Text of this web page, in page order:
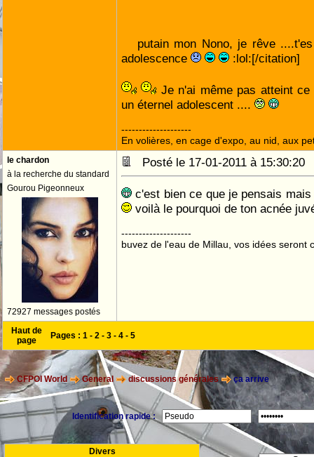
putain mon Nono, je rêve
adolescence
:lol:[/citation]
Je n'ai même pas atteint
un éternel adolescent ....
--------------------
En volières, en cage d'expo, au nid, aux
le chardon
à la recherche du standard
Gourou Pigeonneux
72927 messages postés
Posté le 17-01-2011 à
c'est bien ce que je pensais
voilà le pourquoi de ton acnée
--------------------
buvez de l'eau de Millau, vos idées seront
Haut de
page
Pages : 1 - 2 - 3 - 4 - 5
CFPOI World General discussions générales ça arrive
Identification rapide :
Divers